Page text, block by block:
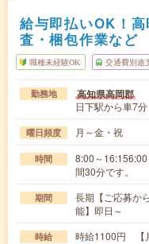
給与即払いOK！
査・梱包作業など
職種未経験OK 交通費別途
勤務地 高知県高岡郡
日下駅から車7分
曜日頻度 月～金・祝
時間
8:00～
間30分です。
期間
長期【ご応募か
能】即日～
時給 時給1100円 【